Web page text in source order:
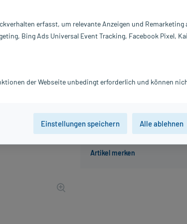
inkl. MwSt. Gratis-Versand innerhalb D.
PZN:
Hersteller:
erfasst, um relevante Anzeigen und Remarketing
Bing Ads Universal Event Tracking, Facebook Pixel,
der Webseite unbedingt erforderlich und können
Einstellungen speichern Alle ablehnen